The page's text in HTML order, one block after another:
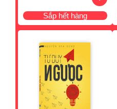
Sắp hết hàng